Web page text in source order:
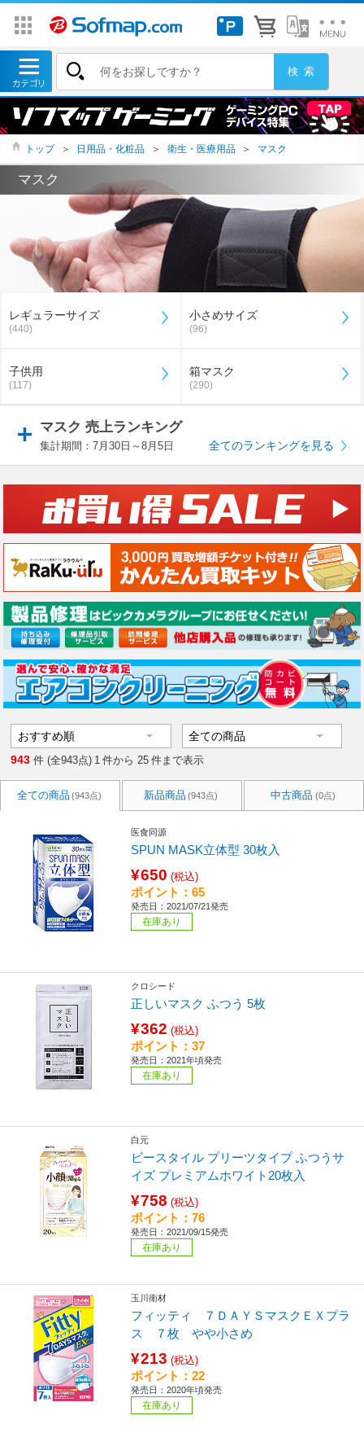
トップ ＞ 日用品・化粧品 ＞ 衛生・医療用品 ＞ マスク
マスク
レギュラーサイズ
(440)
小さめサイズ
(96)
子供用
(117)
箱マスク
(290)
マスク 売上ランキング
集計期間：7月30日～8月5日 全てのランキングを見る
943 件 (全943点) 1 件から 25 件まで表示
全ての商品 (943点) 新品商品 (943点) 中古商品 (0点)
医食同源
SPUN MASK立体型 30枚入
¥650 (税込)
ポイント：65
発売日：2021/07/21発売
在庫あり
クロシード
正しいマスク ふつう 5枚
¥362 (税込)
ポイント：37
発売日：2021年頃発売
在庫あり
白元
ビースタイル プリーツタイプ ふつうサ
イズ プレミアムホワイト20枚入
¥758 (税込)
ポイント：76
発売日：2021/09/15発売
在庫あり
玉川衛材
フィッティ ７ＤＡＹＳマスクＥＸプラ
ス ７枚 やや小さめ
¥213 (税込)
ポイント：22
発売日：2020年頃発売
在庫あり